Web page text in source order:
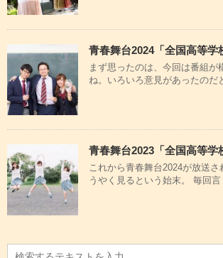
青春舞台2024「全国高等学
まず思ったのは、今回は番組が
ね。いろいろ意見があったのだ
青春舞台2023「全国高等学
これから青春舞台2024が放送さ
うやく見るという始末。 毎回言